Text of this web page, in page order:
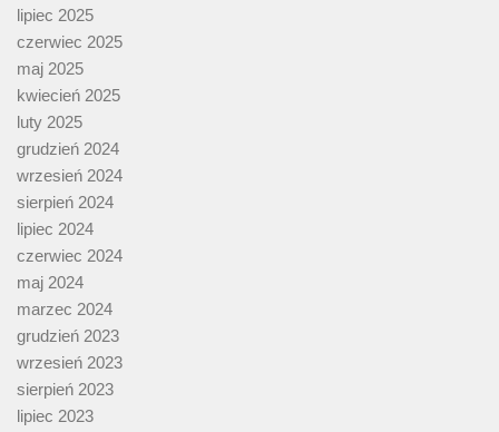
lipiec 2025
czerwiec 2025
maj 2025
kwiecień 2025
luty 2025
grudzień 2024
wrzesień 2024
sierpień 2024
lipiec 2024
czerwiec 2024
maj 2024
marzec 2024
grudzień 2023
wrzesień 2023
sierpień 2023
lipiec 2023